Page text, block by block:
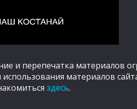
и перепечатка материалов
использования материалов
здесь.